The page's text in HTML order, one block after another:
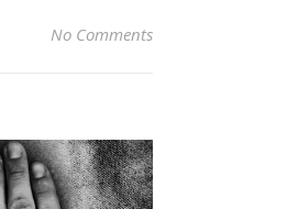
No Comments